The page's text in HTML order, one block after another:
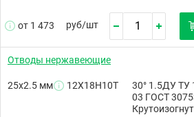
от 1 473 руб/шт
Отводы нержавеющие
25х2.5 мм 12Х18Н10Т
30° 1.5ДУ ТУ
03 ГОСТ